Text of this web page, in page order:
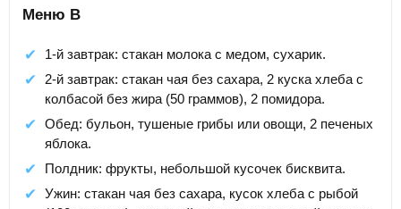
Меню В
1-й завтрак: стакан молока с медом, сухарик.
2-й завтрак: стакан чая без сахара, 2 куска хлеба с
колбасой без жира (50 граммов), 2 помидора.
Обед: бульон, тушеные грибы или овощи, 2 печеных
яблока.
Полдник: фрукты, небольшой кусочек бисквита.
Ужин: стакан чая без сахара, кусок хлеба с рыбой